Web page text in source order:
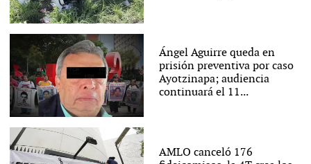
Ángel Aguirre queda en
prisión preventiva por caso
Ayotzinapa; audiencia
continuará el 11...
AMLO canceló 176